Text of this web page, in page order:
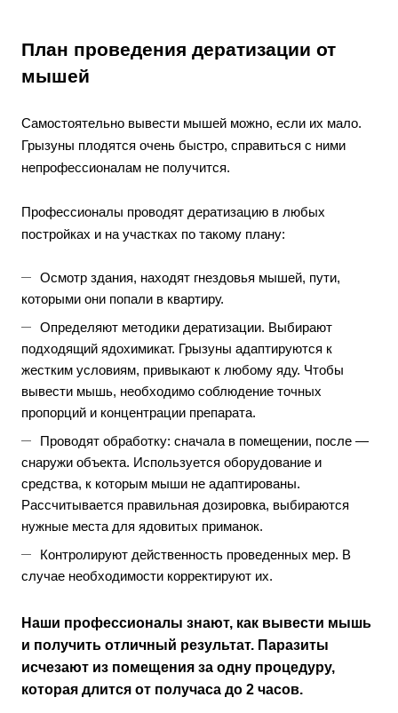
План проведения дератизации от
мышей
Самостоятельно вывести мышей можно, если их мало.
Грызуны плодятся очень быстро, справиться с ними
непрофессионалам не получится.
Профессионалы проводят дератизацию в любых
постройках и на участках по такому плану:
Осмотр здания, находят гнездовья мышей, пути,
которыми они попали в квартиру.
Определяют методики дератизации. Выбирают
подходящий ядохимикат. Грызуны адаптируются к
жестким условиям, привыкают к любому яду. Чтобы
вывести мышь, необходимо соблюдение точных
пропорций и концентрации препарата.
Проводят обработку: сначала в помещении, после —
снаружи объекта. Используется оборудование и
средства, к которым мыши не адаптированы.
Рассчитывается правильная дозировка, выбираются
нужные места для ядовитых приманок.
Контролируют действенность проведенных мер. В
случае необходимости корректируют их.
Наши профессионалы знают, как вывести мышь
и получить отличный результат. Паразиты
исчезают из помещения за одну процедуру,
которая длится от получаса до 2 часов.